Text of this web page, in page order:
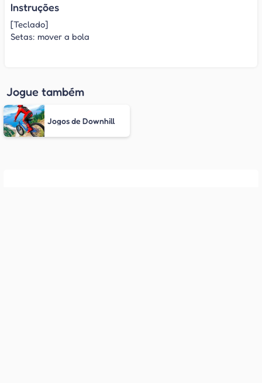
Instruções
[Teclado]
Setas: mover a bola
Jogue também
Jogos de Downhill